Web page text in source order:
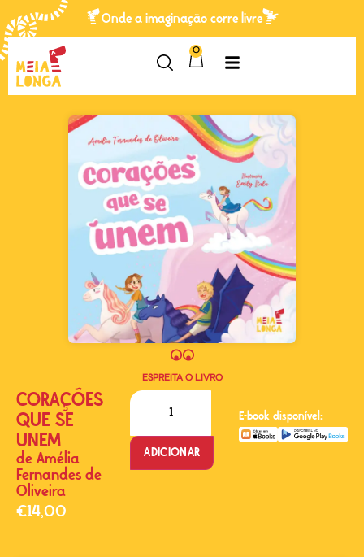
Onde a imaginação corre livre
0
ESPREITA O LIVRO
CORAÇÕES
QUE SE
UNEM
de Amélia
Fernandes de
Oliveira
€14,00
ADICIONAR
E-book disponível: